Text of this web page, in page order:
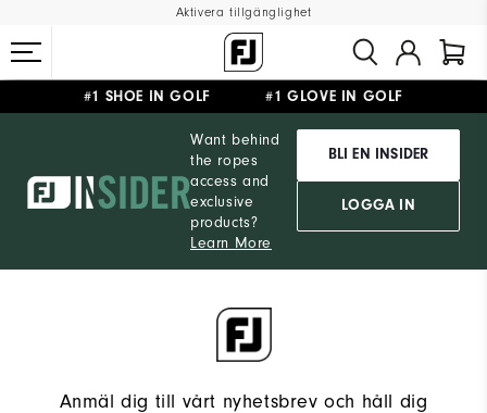
Aktivera tillgänglighet
#1 SHOE IN GOLF #1 GLOVE IN GOLF
PÅ ALLA BESTÄLLNINGAR ÖVER 999KR&FRI RETUR
Want behind
the ropes
access and
exclusive
products?
Learn More
BLI EN INSIDER
LOGGA IN
Anmäl dig till vårt nyhetsbrev och håll dig